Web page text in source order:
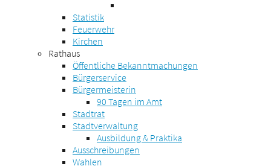
Statistik
Feuerwehr
Kirchen
Rathaus
Öffentliche Bekanntmachungen
Bürgerservice
Bürgermeisterin
90 Tagen im Amt
Stadtrat
Stadtverwaltung
Ausbildung & Praktika
Ausschreibungen
Wahlen